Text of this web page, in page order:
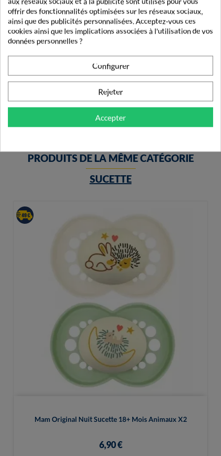
5,90 €
PRODUITS DE LA MÊME CATÉGORIE
SUCETTE
Mam Original Nuit Sucette 18+ Mois Animaux X2
6,90 €
offrir des fonctionnalités optimisées sur les réseaux sociaux,
ainsi que des publicités personnalisées. Acceptez-vous ces
cookies ainsi que les implications associées à l'utilisation de vos
données personnelles ?
Configurer
Rejeter
Accepter